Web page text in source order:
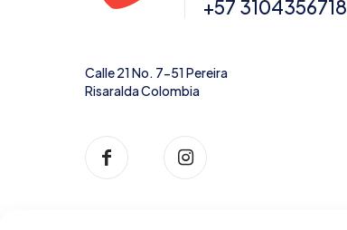
+57 3104356718
Calle 21 No. 7-51 Pereira
Risaralda Colombia